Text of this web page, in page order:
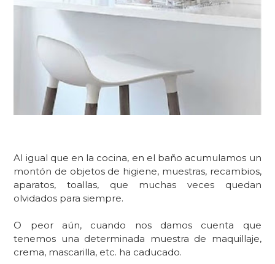
Al igual que en la cocina, en el baño acumulamos un
montón de objetos de higiene, muestras, recambios,
aparatos, toallas, que muchas veces quedan
olvidados para siempre.
O peor aún, cuando nos damos cuenta que
tenemos una determinada muestra de maquillaje,
crema, mascarilla, etc. ha caducado.